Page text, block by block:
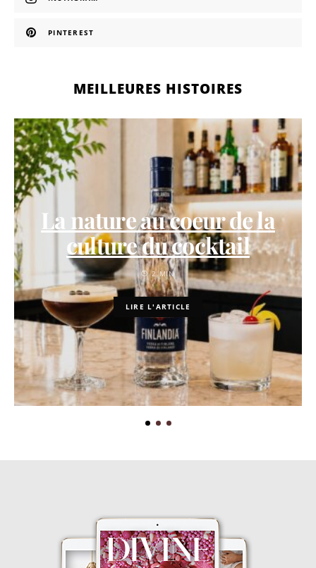
PINTEREST
MEILLEURES HISTOIRES
La nature au coeur de la
culture du cocktail
2 MIN
LIRE L'ARTICLE